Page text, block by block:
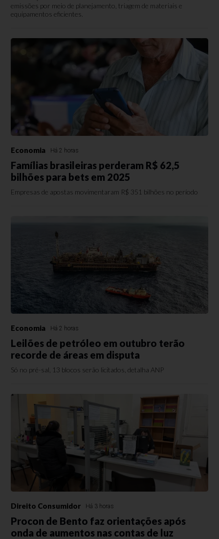
emissões por meio de planejamento, triagem de materiais e
equipamentos eficientes.
Economia Há 2 horas
Famílias brasileiras perderam R$ 62,5
bilhões para bets em 2025
Empresas de apostas movimentaram R$ 351 bilhões no período
Economia Há 2 horas
Leilões de petróleo em outubro terão
recorde de áreas em disputa
Só no pré-sal, 13 blocos serão licitados, detalha ANP
Direito Consumidor Há 3 horas
Procon de Bento faz orientações após
onda de aumentos nas contas de luz